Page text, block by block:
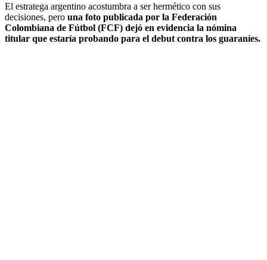
El estratega argentino acostumbra a ser hermético con sus
decisiones, pero una foto publicada por la Federación
Colombiana de Fútbol (FCF) dejó en evidencia la nómina
titular que estaría probando para el debut contra los guaraníes.